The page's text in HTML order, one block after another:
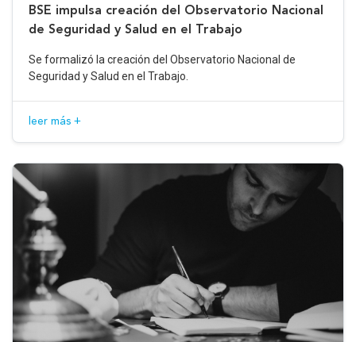
BSE impulsa creación del Observatorio Nacional
de Seguridad y Salud en el Trabajo
Se formalizó la creación del Observatorio Nacional de
Seguridad y Salud en el Trabajo.
leer más +